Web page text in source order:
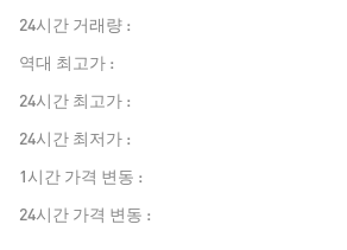
24시간 거래량
역대 최고가
24시간 최고가
24시간 최저가
1시간 가격 변동
24시간 가격 변동